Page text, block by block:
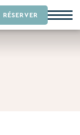
RÉSERVERWilerbad